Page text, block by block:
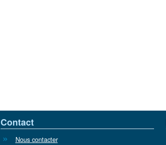
Contact
Nous contacter